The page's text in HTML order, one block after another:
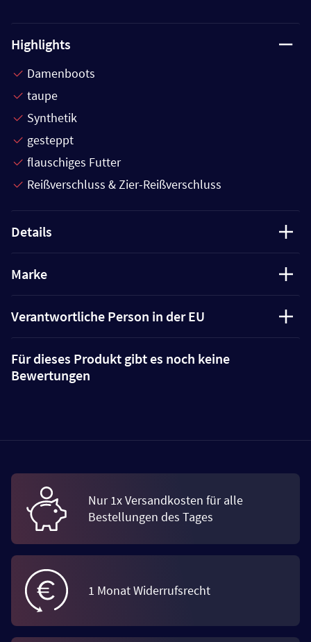
Highlights
Damenboots
taupe
Synthetik
gesteppt
flauschiges Futter
Reißverschluss & Zier-Reißverschluss
Details
Marke
Verantwortliche Person in der EU
Für dieses Produkt gibt es noch keine
Bewertungen
Nur 1x Versandkosten für alle
Bestellungen des Tages
1 Monat Widerrufsrecht